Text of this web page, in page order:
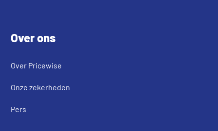
Over ons
Over Pricewise
Onze zekerheden
Pers